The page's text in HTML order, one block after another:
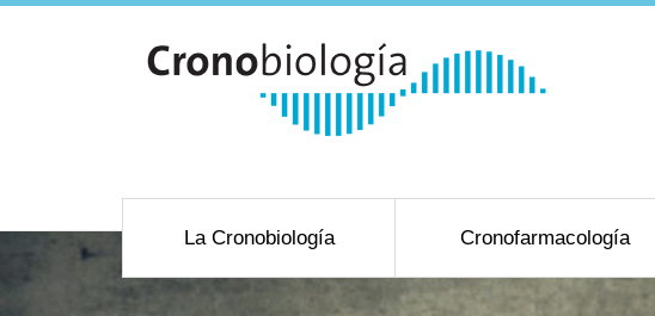
La Cronobiología Cronofarmacología